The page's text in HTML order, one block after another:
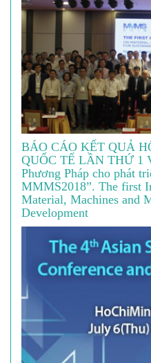
BÁO CÁO KẾT QUẢ
QUỐC TẾ LẦN THỨ 1
Phương Pháp cho phát
MMMS2018”. The first
Material, Machines and
Development